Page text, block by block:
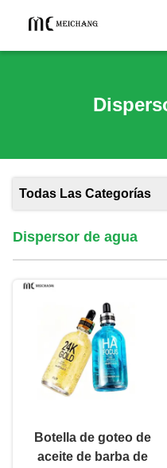
Todas Las Categorías
Dispersor de agua
Botella de goteo de
aceite de barba de